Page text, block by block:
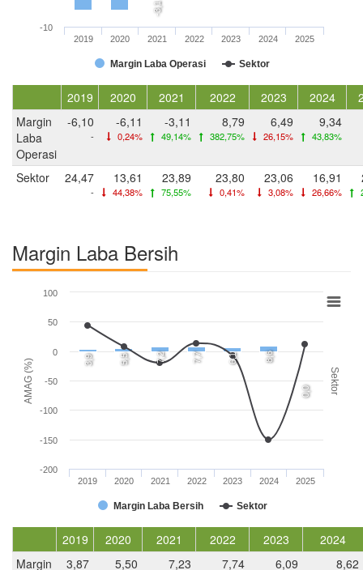
-3,1
Margin Laba Operasi Sektor
2019 2020 2021 2022 2023 2024 2025
-10
2019 2020 2021 2022 2023 2024
Margin
Laba
Operasi
-6,10
-
-6,11
0,24%
-3,11
49,14%
8,79
382,75%
6,49
26,15%
9,34
43,83%
Sektor 24,47
-
13,61
44,38%
23,89
75,55%
23,80
0,41%
23,06
3,08%
16,91
26,66%
Margin Laba Bersih
AMAG (%) Sektor
3,9 5,5 7,2 7,7 6,1 8,6
0,0
Margin Laba Bersih Sektor
2019 2020 2021 2022 2023 2024 2025
-200
-150
-100
-50
0
50
100
2019 2020 2021 2022 2023
2024
Margin
3,87 5,50 7,23 7,74 6,09 8,62